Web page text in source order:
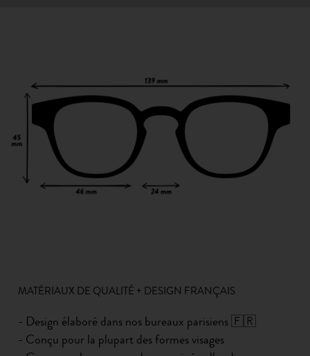
MATÉRIAUX DE QUALITÉ + DESIGN FRANÇAIS
- Design élaboré dans nos bureaux parisiens 🇫🇷
- Conçu pour la plupart des formes visages